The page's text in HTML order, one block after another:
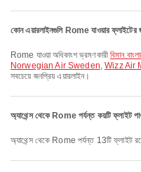
কোন এয়ারলাইনগুলি Rome যাওয়ার ফ্লাইটের
Rome যাওয়া অধিকাংশ ভ্রমণকারী বিমান
Norwegian Air Sweden,Wizz Air
সবচেয়ে জনপ্রিয় এয়ারলাইন।
অ্যাথেন্স থেকে Rome পর্যন্ত কয়টি ফ্লাইট
অ্যাথেন্স থেকে Rome পর্যন্ত 13টি ফ্লাইট